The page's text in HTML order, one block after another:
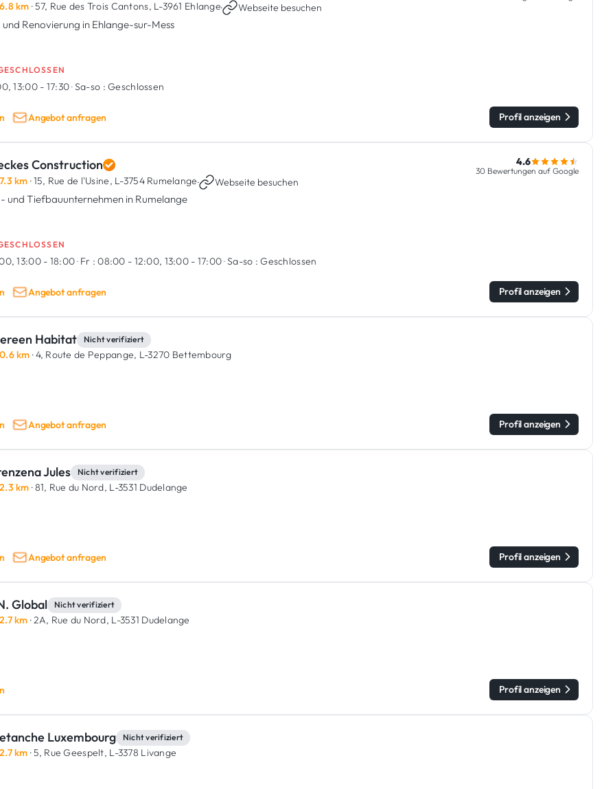
6.8 km · 57, Rue des Trois Cantons, L-3961 Ehlange· Webseite besuchen
und Renovierung in Ehlange-sur-Mess
13:00 - 17:30·Sa-so : Geschlossen
Angebot anfragen Profil anzeigen
Construction
7.3 km · 15, Rue de l'Usine, L-3754 Rumelange· Webseite besuchen
und Tiefbauunternehmen in Rumelange
4.6
30 Bewertungen auf Google
13:00 - 18:00· Fr : 08:00 - 12:00, 13:00 - 17:00·Sa-so : Geschlossen
Angebot anfragen Profil anzeigen
Habitat Nicht verifiziert
0.6 km · 4, Route de Peppange, L-3270 Bettembourg
Angebot anfragen Profil anzeigen
Jules Nicht verifiziert
2.3 km · 81, Rue du Nord, L-3531 Dudelange
Angebot anfragen Profil anzeigen
Global Nicht verifiziert
2.7 km · 2A, Rue du Nord, L-3531 Dudelange
Profil anzeigen
Luxembourg Nicht verifiziert
2.7 km · 5, Rue Geespelt, L-3378 Livange